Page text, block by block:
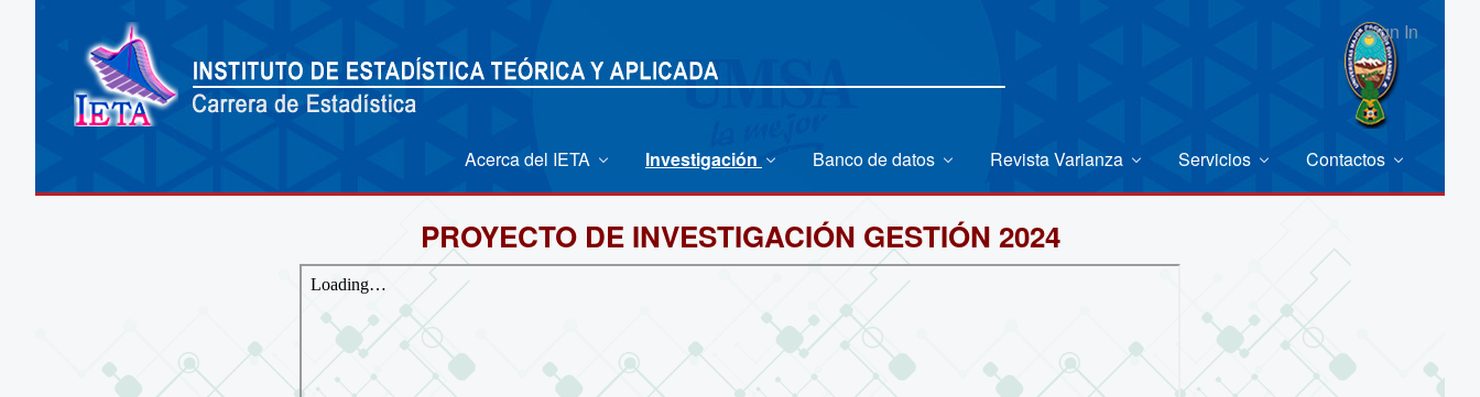
Sign In
Acerca del IETA Investigación Banco de datos Revista Varianza Servicios Contactos
PROYECTO DE INVESTIGACIÓN GESTIÓN 2024